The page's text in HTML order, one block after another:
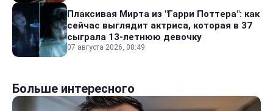
Плаксивая Мирта из "Гарри Поттера": как
сейчас выглядит актриса, которая в 37
сыграла 13-летнюю девочку
07 августа 2026, 08:49
Больше интересного